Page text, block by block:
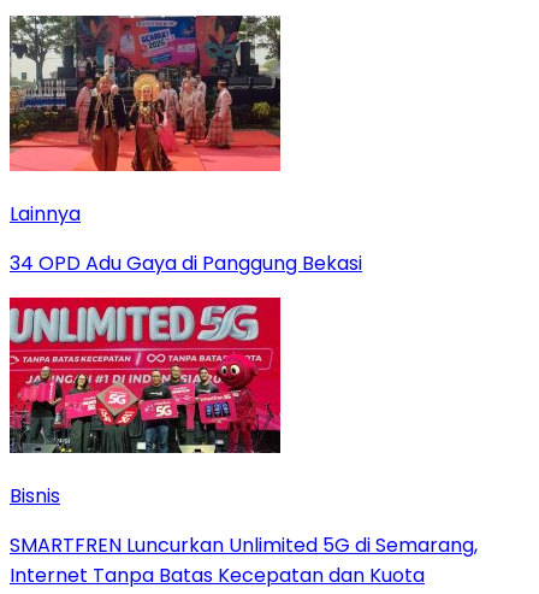
Lainnya
34 OPD Adu Gaya di Panggung Bekasi
Bisnis
SMARTFREN Luncurkan Unlimited 5G di Semarang,
Internet Tanpa Batas Kecepatan dan Kuota